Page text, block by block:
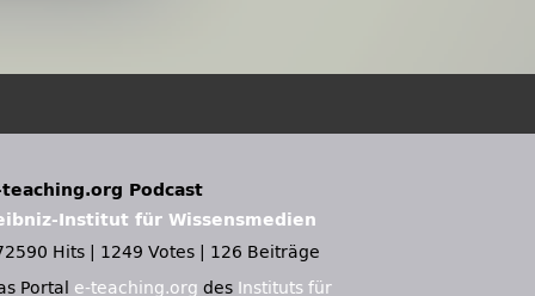
Podcast
Institut für Wissensmedien
Hits
1249 Votes
126 Beiträge
Portal e-teaching.org des Instituts für